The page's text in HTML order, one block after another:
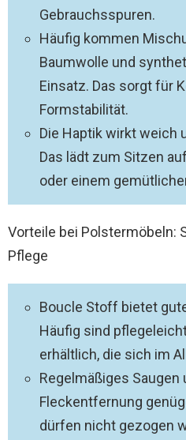
Gebrauchsspuren.
Häufig kommen
Baumwolle und
Einsatz. Das sorgt für
Formstabilität.
Die Haptik wirkt weich
Das lädt zum Sitzen
oder einem
Vorteile bei Polstermöbeln:
Pflege
Boucle Stoff bietet
Häufig sind
erhältlich, die sich im
Regelmäßiges Saugen
Fleckentfernung
dürfen nicht gezogen